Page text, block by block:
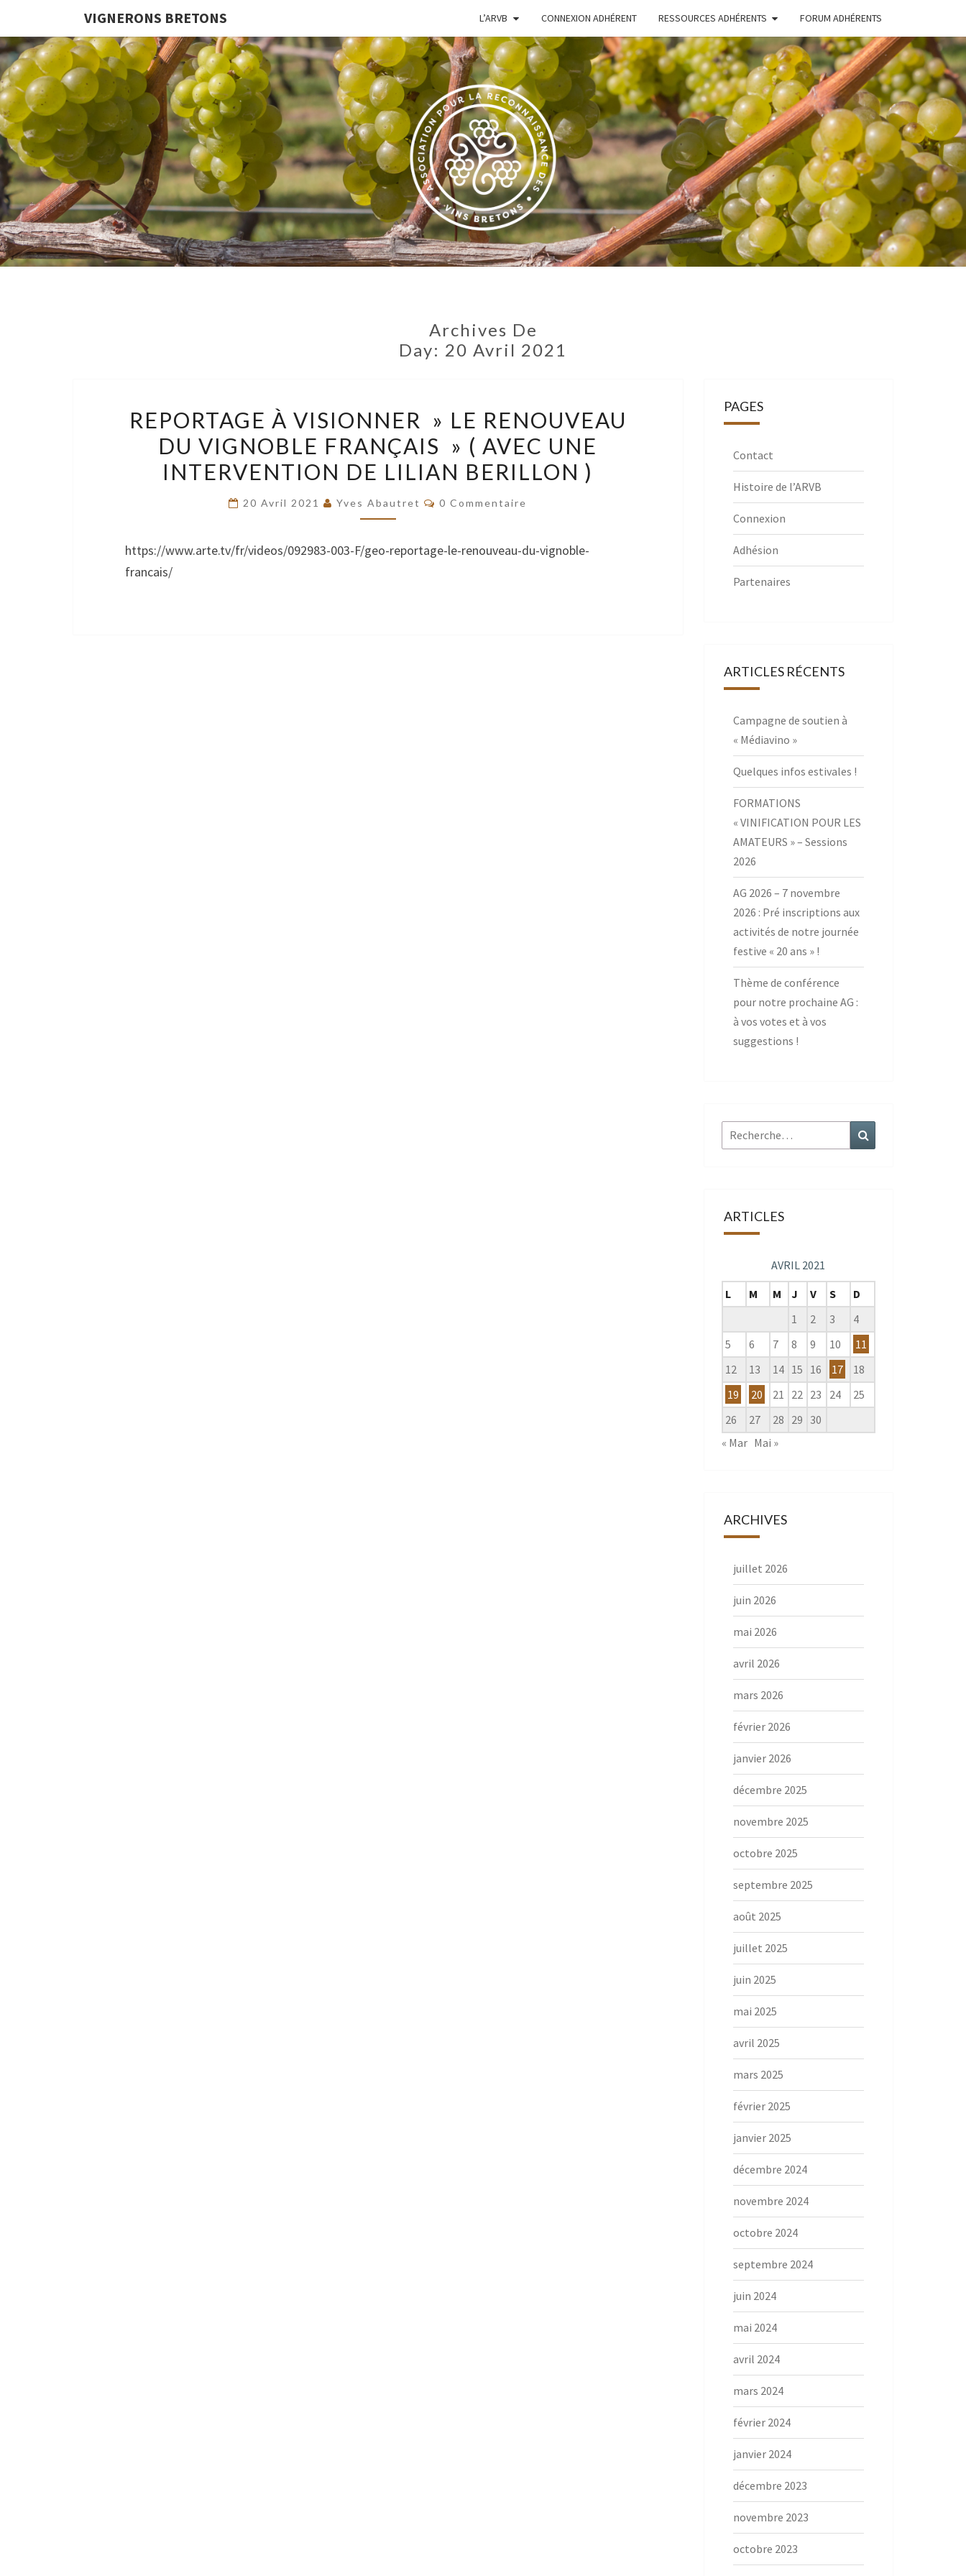
VIGNERONS BRETONS L’ARVB CONNEXION ADHÉRENT RESSOURCES ADHÉRENTS FORUM ADHÉRENTS
VIGNERONS
BRETONS
Le Site De
L'Association
Pour La
Reconnaissance
Des Vins
Bretons
Archives De
Day: 20 Avril 2021
À
VISIONNER
»
RENOUVEAU
VIGNOBLE
REPORTAGE À VISIONNER » LE RENOUVEAU
DU VIGNOBLE FRANÇAIS » ( AVEC UNE
INTERVENTION DE LILIAN BERILLON )
20 Avril 2021 Yves Abautret Commentaires
0 Commentaire
https://www.arte.tv/fr/videos/092983-003-F/geo-reportage-le-renouveau-du-vignoble-
francais/
PAGES
Contact
Histoire de l’ARVB
Connexion
Adhésion
Partenaires
ARTICLES RÉCENTS
Campagne de soutien à
« Médiavino »
Quelques infos estivales !
FORMATIONS
« VINIFICATION POUR LES
AMATEURS » – Sessions
2026
AG 2026 – 7 novembre
2026 : Pré inscriptions aux
activités de notre journée
festive « 20 ans » !
Thème de conférence
pour notre prochaine AG :
à vos votes et à vos
suggestions !
Rechercher :
ARTICLES
AVRIL 2021
L
M M J V S
D
1
2 3
4
5
6 7 8 9 10
11
12
13 14 15 16 17
18
19
20 21 22 23 24
25
26
27 28 29 30
« Mar Mai »
ARCHIVES
juillet 2026
juin 2026
mai 2026
avril 2026
mars 2026
février 2026
janvier 2026
décembre 2025
novembre 2025
octobre 2025
septembre 2025
août 2025
juillet 2025
juin 2025
mai 2025
avril 2025
mars 2025
février 2025
janvier 2025
décembre 2024
novembre 2024
octobre 2024
septembre 2024
juin 2024
mai 2024
avril 2024
mars 2024
février 2024
janvier 2024
décembre 2023
novembre 2023
octobre 2023